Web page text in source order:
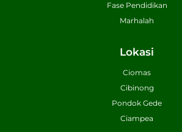
Fase Pendidikan
Marhalah
Lokasi
Ciomas
Cibinong
Pondok Gede
Ciampea